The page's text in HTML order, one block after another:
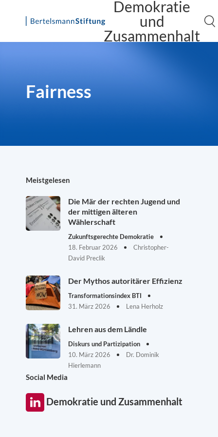
Skip
Demokratie
und
Zusammenhalt
Fairness
Meistgelesen
Die Mär der rechten Jugend und
der mittigen älteren
Wählerschaft
Zukunftsgerechte Demokratie
18. Februar 2026
Christopher-
David Preclik
Der Mythos autoritärer Effizienz
Transformationsindex BTI
31. März 2026
Lena Herholz
Lehren aus dem Ländle
Diskurs und Partizipation
10. März 2026
Dr. Dominik
Hierlemann
Social Media
Demokratie und Zusammenhalt